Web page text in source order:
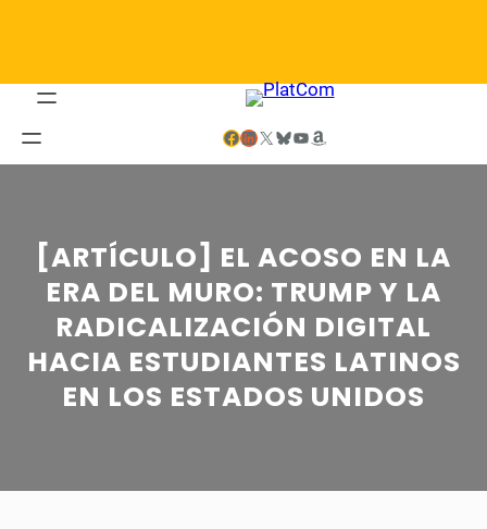
Facebook LinkedIn X Bluesky YouTube Amazon
[ARTÍCULO] EL ACOSO EN LA
ERA DEL MURO: TRUMP Y LA
RADICALIZACIÓN DIGITAL
HACIA ESTUDIANTES LATINOS
EN LOS ESTADOS UNIDOS